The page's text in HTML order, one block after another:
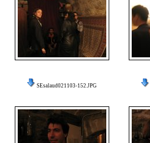
SEsalaud021103-152.JPG